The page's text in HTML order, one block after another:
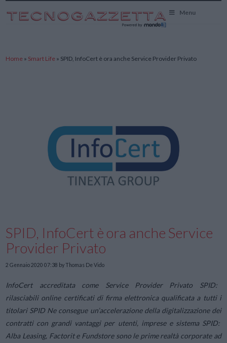
Menu
Home » Smart Life » SPID, InfoCert è ora anche Service Provider Privato
SPID, InfoCert è ora anche Service
Provider Privato
2 Gennaio 2020 07:38 by Thomas De Vido
InfoCert accreditata come Service Provider Privato SPID:
rilasciabili online certificati di firma elettronica qualificata a tutti i
titolari SPID Ne consegue un’accelerazione della digitalizzazione dei
contratti con grandi vantaggi per utenti, imprese e sistema SPID:
Alba Leasing, Factorit e Fundstore sono le prime realtà corporate ad